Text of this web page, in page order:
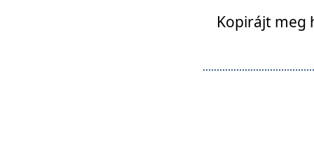
Kopirájt meg